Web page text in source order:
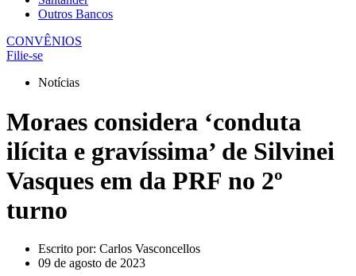
Outros Bancos
CONVÊNIOS
Filie-se
Notícias
Moraes considera ‘conduta
ilícita e gravíssima’ de Silvinei
Vasques em da PRF no 2º
turno
Escrito por: Carlos Vasconcellos
09 de agosto de 2023